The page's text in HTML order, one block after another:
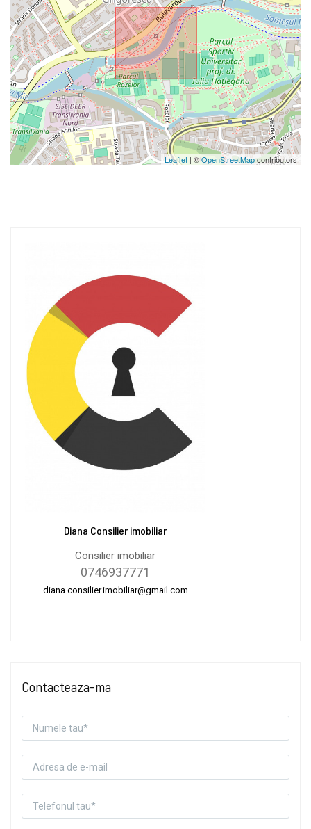
Leaflet | ©OpenStreetMapcontributors
Diana Consilier imobiliar
Consilier imobiliar
0746937771
diana.consilier.imobiliar@gmail.com
Contacteaza-ma